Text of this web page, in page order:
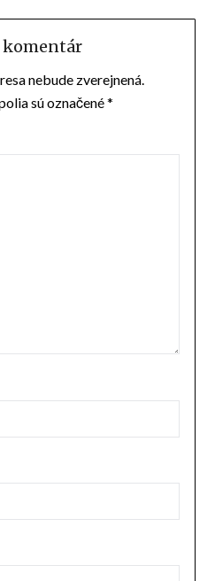
nebude zverejnená.
sú označené*